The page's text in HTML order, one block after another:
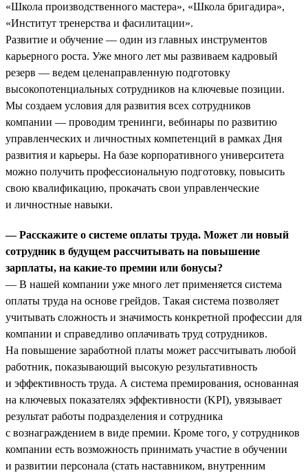
«Школа производственного мастера», «Школа бригадира»,
«Институт тренерства и фасилитации».
Развитие и обучение — один из главных инструментов
карьерного роста. Уже много лет мы развиваем кадровый
резерв — ведем целенаправленную подготовку
высокопотенциальных сотрудников на ключевые позиции.
Мы создаем условия для развития всех сотрудников
компании — проводим тренинги, вебинары по развитию
управленческих и личностных компетенций в рамках Дня
развития и карьеры. На базе корпоративного университета
можно получить профессиональную подготовку, повысить
свою квалификацию, прокачать свои управленческие
и личностные навыки.
— Расскажите о системе оплаты труда. Может ли новый
сотрудник в будущем рассчитывать на повышение
зарплаты, на какие-то премии или бонусы?
— В нашей компании уже много лет применяется система
оплаты труда на основе грейдов. Такая система позволяет
учитывать сложность и значимость конкретной профессии для
компании и справедливо оплачивать труд сотрудников.
На повышение заработной платы может рассчитывать любой
работник, показывающий высокую результативность
и эффективность труда. А система премирования, основанная
на ключевых показателях эффективности (KPI), увязывает
результат работы подразделения и сотрудника
с вознаграждением в виде премии. Кроме того, у сотрудников
компании есть возможность принимать участие в обучении
и развитии персонала (стать наставником, внутренним